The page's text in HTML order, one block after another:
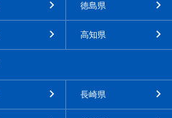
徳島県
高知県
長崎県